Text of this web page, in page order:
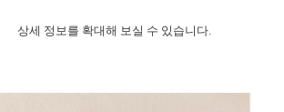
상세 정보를 확대해 보실 수 있습니다.